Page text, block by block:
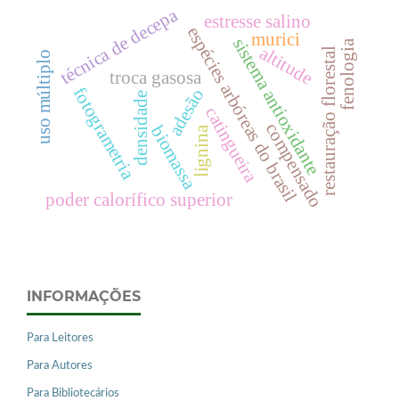
biomassa
densidade sistema antioxidante
troca gasosaespécies arbóreas do brasil
técnica de decepa
lignina
poder calorífico superior
estresse salino
catingueira
altitude
fotogrametria restauração florestalfenologia
murici
adesão
uso múltiplo
compensado
INFORMAÇÕES
Para Leitores
Para Autores
Para Bibliotecários